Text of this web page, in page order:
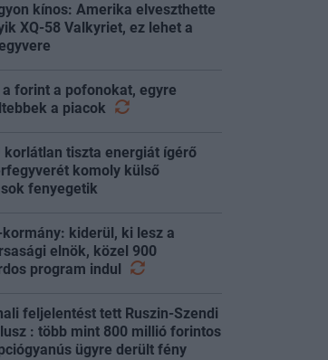
kínos: Amerika elveszthette
XQ-58 Valkyriet, ez lehet a
a forint a pofonokat, egyre
a piacok
korlátlan tiszta energiát ígérő
komoly külső
fenyegetik
kiderül, ki lesz a
elnök, közel 900
program indul
feljelentést tett Ruszin-Szendi
: több mint 800 millió forintos
ügyre derült fény